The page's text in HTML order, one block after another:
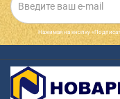
Нажимая на кнопку